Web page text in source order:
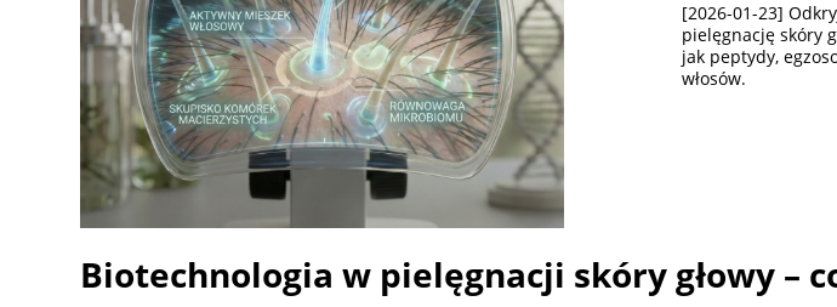
[2026-01-23]
pielęgnację skóry
jak peptydy,
włosów.
Biotechnologia w pielęgnacji skóry głowy –